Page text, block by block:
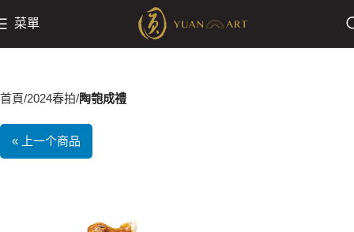
菜單
首頁 2024春拍 陶匏成禮
« 上一个商品